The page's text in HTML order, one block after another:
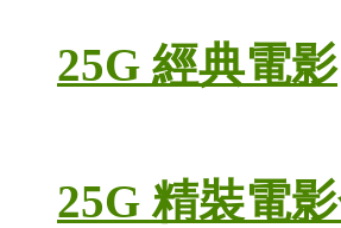
25G 經典電影
25G 精裝電